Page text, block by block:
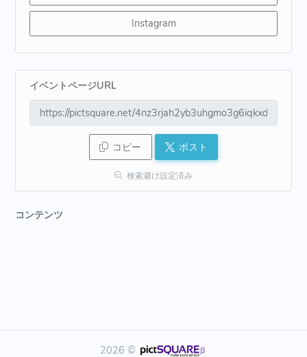
Instagram
イベントページURL
コピー ポスト
検索避け設定済み
コンテンツ
2026 ©